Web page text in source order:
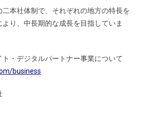
本社体制で、それぞれの地方の特長を
り、中長期的な成長を目指していま
・デジタルパートナー事業について
business